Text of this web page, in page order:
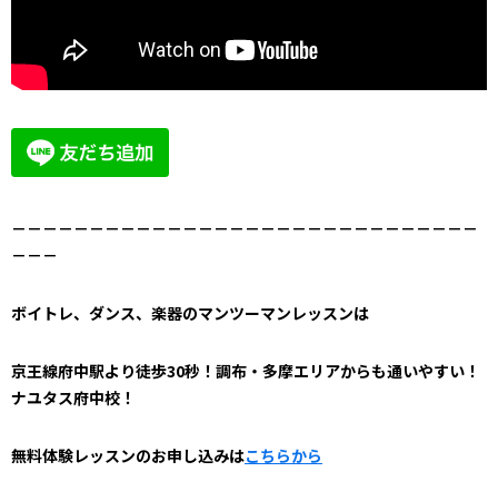
－－－－－－－－－－－－－－－－－－－－－－－－－－－－－－
－－－
ボイトレ、ダンス、楽器のマンツーマンレッスンは
京王線府中駅より徒歩30秒！調布・多摩エリアからも通いやすい！
ナユタス府中校！
無料体験レッスンのお申し込みはこちらから